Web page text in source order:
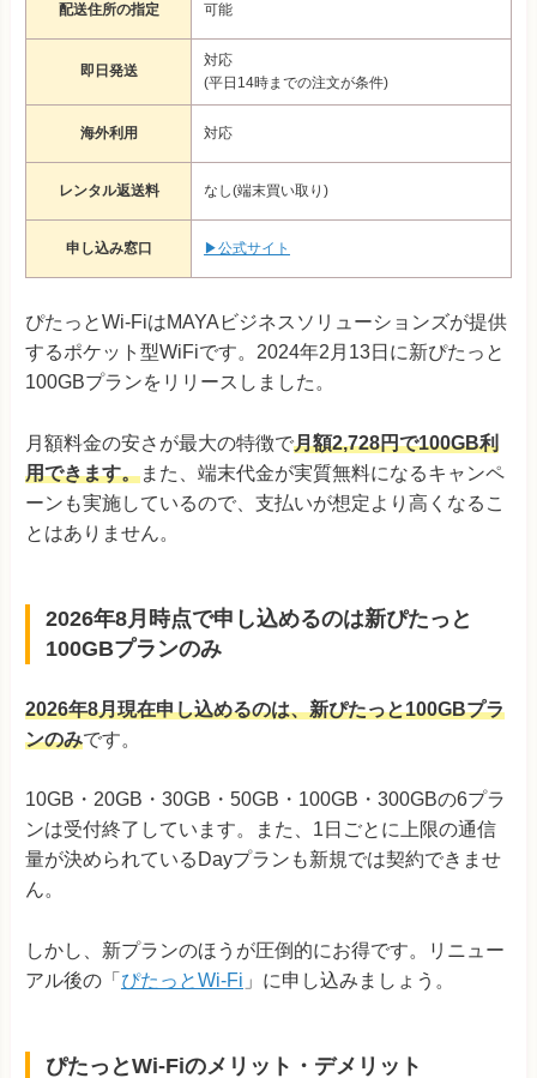
配送住所の指定 可能
即日発送
対応
(平日14時までの注文が条件)
海外利用 対応
レンタル返送料 なし(端末買い取り)
申し込み窓口 ▶公式サイト
ぴたっとWi-FiはMAYAビジネスソリューションズが提供
するポケット型WiFiです。2024年2月13日に新ぴたっと
100GBプランをリリースしました。
月額料金の安さが最大の特徴で月額2,728円で100GB利
用できます。また、端末代金が実質無料になるキャンペ
ーンも実施しているので、支払いが想定より高くなるこ
とはありません。
2026年8月時点で申し込めるのは新ぴたっと
100GBプランのみ
2026年8月現在申し込めるのは、新ぴたっと100GBプラ
ンのみです。
10GB・20GB・30GB・50GB・100GB・300GBの6プラ
ンは受付終了しています。また、1日ごとに上限の通信
量が決められているDayプランも新規では契約できませ
ん。
しかし、新プランのほうが圧倒的にお得です。リニュー
アル後の「 ぴたっとWi-Fi 」に申し込みましょう。
ぴたっとWi-Fiのメリット・デメリット